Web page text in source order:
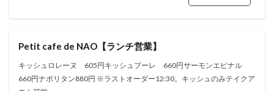
Petit cafe de NAO【ランチ営業】
キッシュロレーヌ 605円キッシュプーレ 660円サーモンエピナル
660円ナポリタン880円 ※ラストオーダー12:30。キッシュのみテイクア